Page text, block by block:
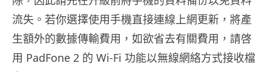
流失。若你選擇使用手機直接連線上網更新，將產
生額外的數據傳輸費用，如欲省去有關費用，請啓
用 PadFone 2 的 Wi-Fi 功能以無線網絡方式接收檔